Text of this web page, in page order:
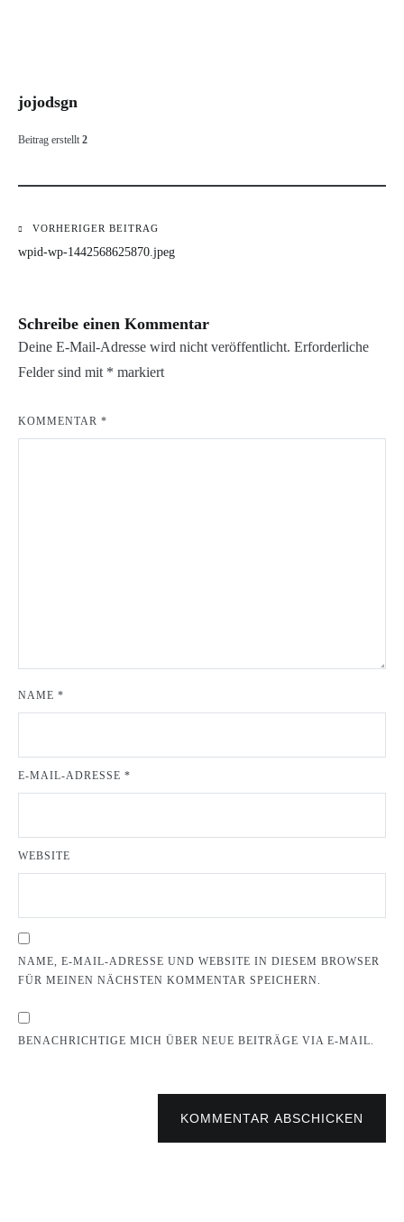
jojodsgn
Beitrag erstellt 2
Beitragsnavigation
VORHERIGER BEITRAG
wpid-wp-1442568625870.jpeg
Schreibe einen Kommentar
Deine E-Mail-Adresse wird nicht veröffentlicht. Erforderliche
Felder sind mit * markiert
KOMMENTAR *
NAME *
E-MAIL-ADRESSE *
WEBSITE
NAME, E-MAIL-ADRESSE UND WEBSITE IN DIESEM BROWSER
FÜR MEINEN NÄCHSTEN KOMMENTAR SPEICHERN.
BENACHRICHTIGE MICH ÜBER NEUE BEITRÄGE VIA E-MAIL.
KOMMENTAR ABSCHICKEN